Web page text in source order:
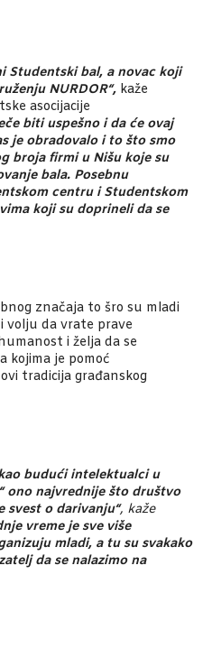
Studentski bal, a novac koji
NURDOR“, kaže
asocijacije
biti uspešno i da će ovaj
je obradovalo i to što smo
broja firmi u Nišu koje su
bala. Posebnu
centru i Studentskom
koji su doprineli da se
značaja to šro su mladi
volju da vrate prave
i želja da se
kojima je pomoć
tradicija građanskog
budući intelektualci u
ono najvrednije što društvo
svest o darivanju“, kaže
vreme je sve više
mladi, a tu su svakako
da se nalazimo na